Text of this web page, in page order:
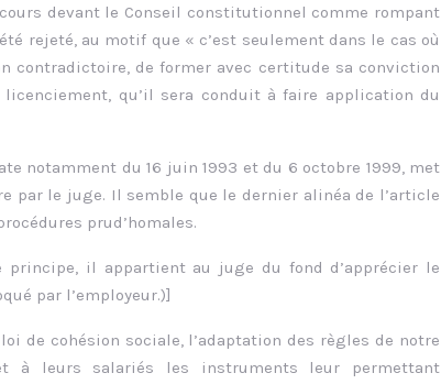
devant le Conseil constitutionnel comme rompant
rejeté, au motif que « c’est seulement dans le cas où
contradictoire, de former avec certitude sa conviction
qu’il sera conduit à faire application du
notamment du 16 juin 1993 et du 6 octobre 1999, met
par le juge. Il semble que le dernier alinéa de l’article
prud’homales.
principe, il appartient au juge du fond d’apprécier le
par l’employeur.)]
de cohésion sociale, l’adaptation des règles de notre
à leurs salariés les instruments leur permettant